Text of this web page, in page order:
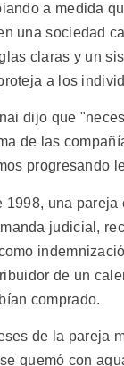
a medida
una sociedad
claras y un
a los
dijo que
de las
progresando
1998, una pareja
judicial,
de un
comprado.
de la pareja
quemó con